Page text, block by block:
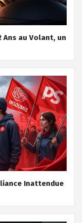
Ans au Volant, un
Inattendue